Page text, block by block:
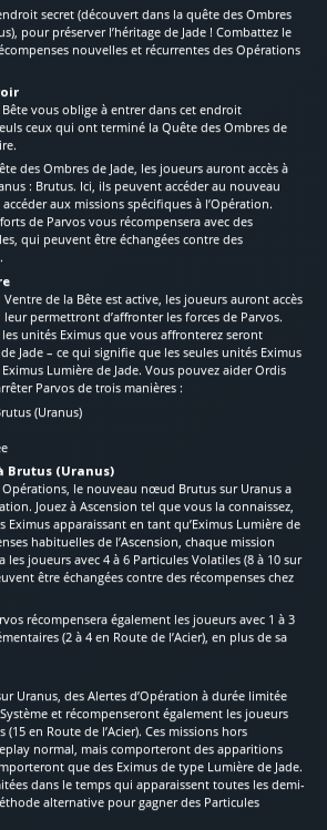
secret (découvert dans la quête des Ombres
pour préserver l’héritage de Jade ! Combattez le
nouvelles et récurrentes des Opérations
Bête vous oblige à entrer dans cet endroit
ceux qui ont terminé la Quête des Ombres de
des Ombres de Jade, les joueurs auront accès à
: Brutus. Ici, ils peuvent accéder au nouveau
aux missions spécifiques à l’Opération.
de Parvos vous récompensera avec des
qui peuvent être échangées contre des
de la Bête est active, les joueurs auront accès
permettront d’affronter les forces de Parvos.
unités Eximus que vous affronterez seront
Jade – ce qui signifie que les seules unités Eximus
Lumière de Jade. Vous pouvez aider Ordis
Parvos de trois manières :
(Uranus)
Brutus (Uranus)
le nouveau nœud Brutus sur Uranus a
Jouez à Ascension tel que vous la connaissez,
Eximus apparaissant en tant qu’Eximus Lumière de
habituelles de l’Ascension, chaque mission
les joueurs avec 4 à 6 Particules Volatiles (8 à 10 sur
être échangées contre des récompenses chez
récompensera également les joueurs avec 1 à 3
(2 à 4 en Route de l’Acier), en plus de sa
Uranus, des Alertes d’Opération à durée limitée
et récompenseront également les joueurs
(15 en Route de l’Acier). Ces missions hors
normal, mais comporteront des apparitions
que des Eximus de type Lumière de Jade.
dans le temps qui apparaissent toutes les demi-
alternative pour gagner des Particules